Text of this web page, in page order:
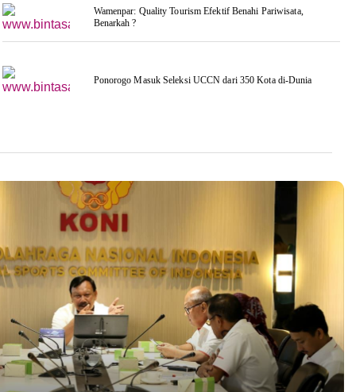
Wamenpar: Quality Tourism Efektif Benahi Pariwisata,
Benarkah ?
Ponorogo Masuk Seleksi UCCN dari 350 Kota di-Dunia